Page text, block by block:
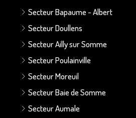
Secteur Bapaume - Albert
Secteur Doullens
Secteur Ailly sur Somme
Secteur Poulainville
Secteur Moreuil
Secteur Baie de Somme
Secteur Aumale